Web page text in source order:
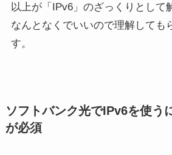
以上が「IPv6」のざっくりとして
なんとなくでいいので理解しても
す。
ソフトバンク光でIPv6を使う
が必須